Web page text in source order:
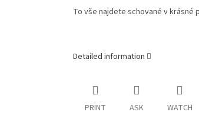
To vše najdete schované v krásné
Detailed information
PRINT ASK WATCH